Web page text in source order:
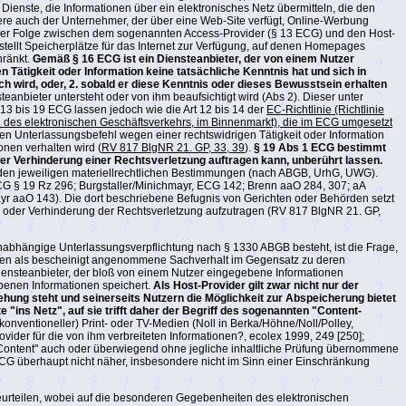
die Informationen über ein elektronisches Netz übermitteln, die den
auch der Unternehmer, der über eine Web-Site verfügt, Online-Werbung
Folge zwischen dem sogenannten Access-Provider (§ 13 ECG) und den Host-
Speicherplätze für das Internet zur Verfügung, auf denen Homepages
Gemäß § 16 ECG ist ein Diensteanbieter, der von einem Nutzer
Tätigkeit oder Information keine tatsächliche Kenntnis hat und sich in
wird, oder, 2. sobald er diese Kenntnis oder dieses Bewusstsein erhalten
untersteht oder von ihm beaufsichtigt wird (Abs 2). Dieser unter
bis 19 ECG lassen jedoch wie die Art 12 bis 14 der EC-Richtlinie (Richtlinie
elektronischen Geschäftsverkehrs, im Binnenmarkt), die im ECG umgesetzt
Unterlassungsbefehl wegen einer rechtswidrigen Tätigkeit oder Information
verhalten wird (RV 817 BlgNR 21. GP, 33, 39). § 19 Abs 1 ECG bestimmt
Verhinderung einer Rechtsverletzung auftragen kann, unberührt lassen.
jeweiligen materiellrechtlichen Bestimmungen (nach ABGB, UrhG, UWG).
§ 19 Rz 296; Burgstaller/Minichmayr, ECG 142; Brenn aaO 284, 307; aA
aaO 143). Die dort beschriebene Befugnis von Gerichten oder Behörden setzt
Verhinderung der Rechtsverletzung aufzutragen (RV 817 BlgNR 21. GP,
Unterlassungsverpflichtung nach § 1330 ABGB besteht, ist die Frage,
als bescheinigt angenommene Sachverhalt im Gegensatz zu deren
der bloß von einem Nutzer eingegebene Informationen
Informationen speichert. Als Host-Provider gilt zwar nicht nur der
steht und seinerseits Nutzern die Möglichkeit zur Abspeicherung bietet
"ins Netz", auf sie trifft daher der Begriff des sogenannten "Content-
Print- oder TV-Medien (Noll in Berka/Höhne/Noll/Polley,
für die von ihm verbreiteten Informationen?, ecolex 1999, 249 [250];
auch oder überwiegend ohne jegliche inhaltliche Prüfung übernommene
überhaupt nicht näher, insbesondere nicht im Sinn einer Einschränkung
wobei auf die besonderen Gegebenheiten des elektronischen